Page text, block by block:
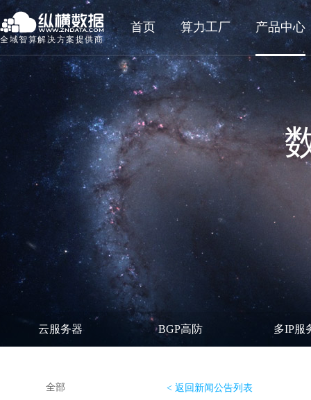
全域智算解决方案提供商
首页 算力工厂 产品中心
云服务器 BGP高防 多IP服
全部 < 返回新闻公告列表